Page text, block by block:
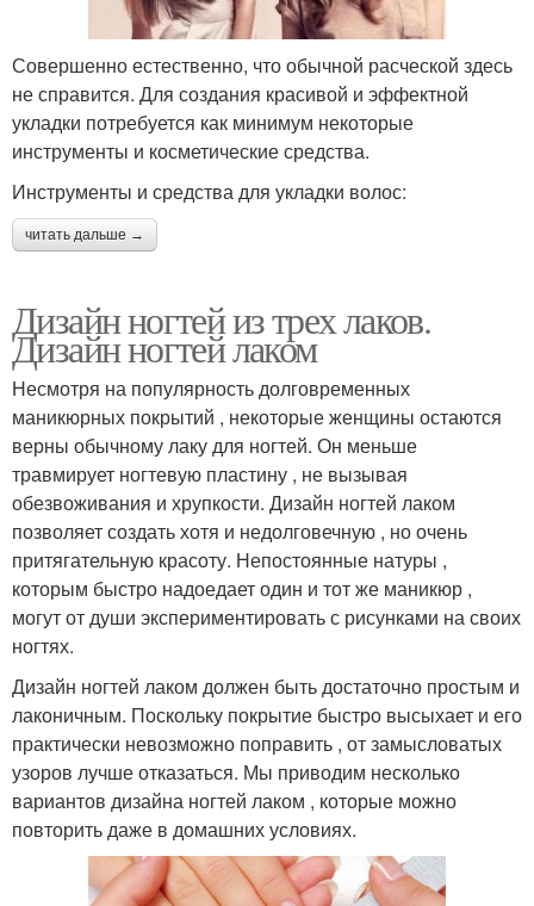
Совершенно естественно, что обычной расческой здесь
не справится. Для создания красивой и эффектной
укладки потребуется как минимум некоторые
инструменты и косметические средства.
Инструменты и средства для укладки волос:
читать дальше →
Дизайн ногтей из трех лаков.
Дизайн ногтей лаком
Несмотря на популярность долговременных
маникюрных покрытий , некоторые женщины остаются
верны обычному лаку для ногтей. Он меньше
травмирует ногтевую пластину , не вызывая
обезвоживания и хрупкости. Дизайн ногтей лаком
позволяет создать хотя и недолговечную , но очень
притягательную красоту. Непостоянные натуры ,
которым быстро надоедает один и тот же маникюр ,
могут от души экспериментировать с рисунками на своих
ногтях.
Дизайн ногтей лаком должен быть достаточно простым и
лаконичным. Поскольку покрытие быстро высыхает и его
практически невозможно поправить , от замысловатых
узоров лучше отказаться. Мы приводим несколько
вариантов дизайна ногтей лаком , которые можно
повторить даже в домашних условиях.